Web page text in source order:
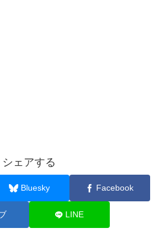
シェアする
Bluesky Facebook
LINE